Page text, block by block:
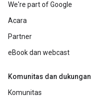
We're part of Google
Acara
Partner
eBook dan webcast
Komunitas dan dukungan
Komunitas